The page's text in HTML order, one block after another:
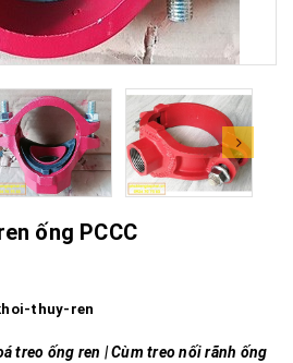
ống PCCC
thuy-ren
treo ống ren | Cùm treo nối rãnh ống